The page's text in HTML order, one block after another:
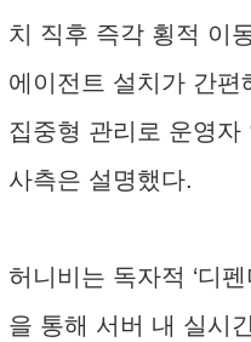
치 직후 즉각 횡적 이
에이전트 설치가 간
집중형 관리로 운영자
사측은 설명했다.
허니비는 독자적 ‘디
을 통해 서버 내 실시